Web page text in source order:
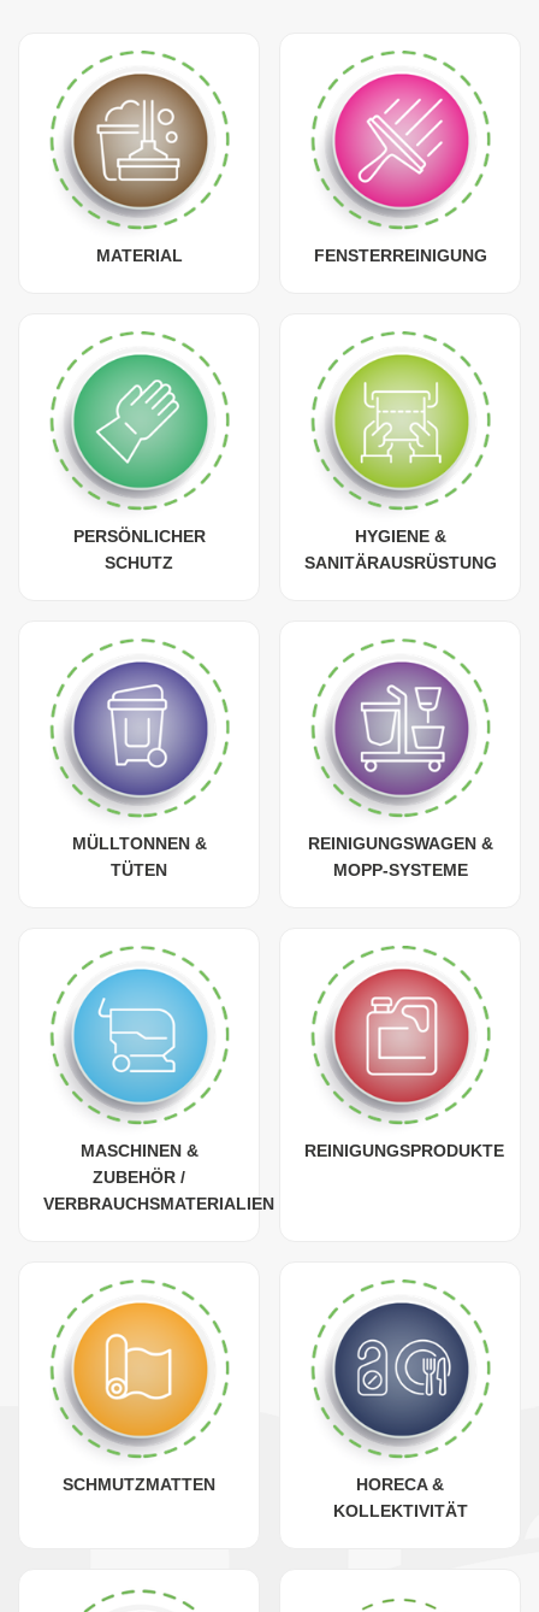
MATERIAL FENSTERREINIGUNG
PERSÖNLICHER
SCHUTZ
HYGIENE &
SANITÄRAUSRÜSTUNG
MÜLLTONNEN &
TÜTEN
REINIGUNGSWAGEN &
MOPP-SYSTEME
MASCHINEN &
ZUBEHÖR /
VERBRAUCHSMATERIALIEN
REINIGUNGSPRODUKTE
SCHMUTZMATTEN
HORECA &
KOLLEKTIVITÄT